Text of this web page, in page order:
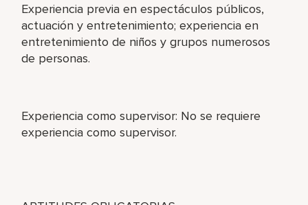
Experiencia previa en espectáculos públicos,
actuación y entretenimiento; experiencia en
entretenimiento de niños y grupos numerosos
de personas.
Experiencia como supervisor: No se requiere
experiencia como supervisor.